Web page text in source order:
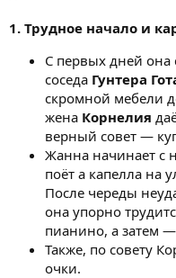
1. Трудное начало и
С первых дней она
соседа Гунтера
скромной мебели
жена Корнелия
верный совет —
Жанна начинает с
поёт а капелла на
После череды
она упорно
пианино, а затем —
Также, по совету
очки.